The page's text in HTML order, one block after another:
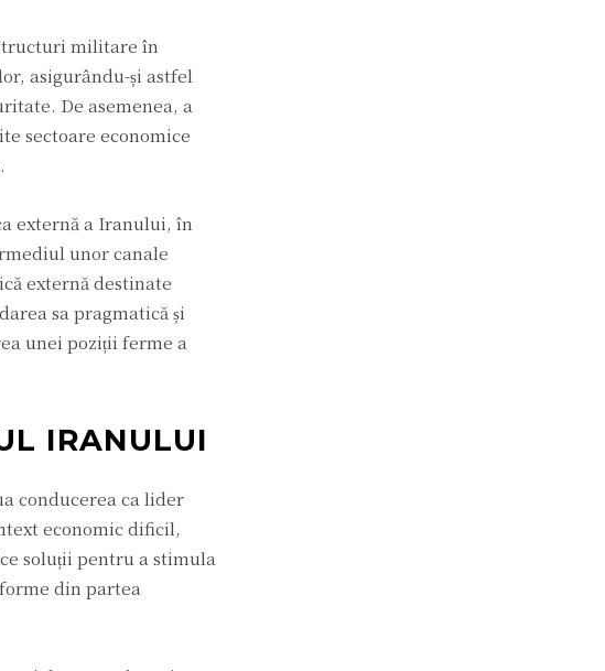
militare în
asigurându-și astfel
De asemenea, a
sectoare economice
externă a Iranului, în
unor canale
externă destinate
sa pragmatică și
unei poziții ferme a
IRANULUI
conducerea ca lider
economic dificil,
soluții pentru a stimula
din partea